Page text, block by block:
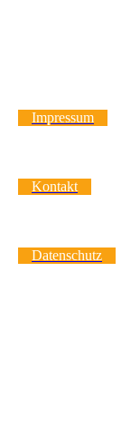
Impressum
Kontakt
Datenschutz